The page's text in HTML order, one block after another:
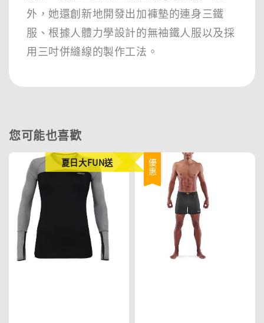
外，她還創新地開發出加褲墊的連身三鐵
服、根據人體力學設計的無袖鐵人服以及採
用三吋併縫線的製作工法。
您可能也喜歡
夏日大FUN送 優惠